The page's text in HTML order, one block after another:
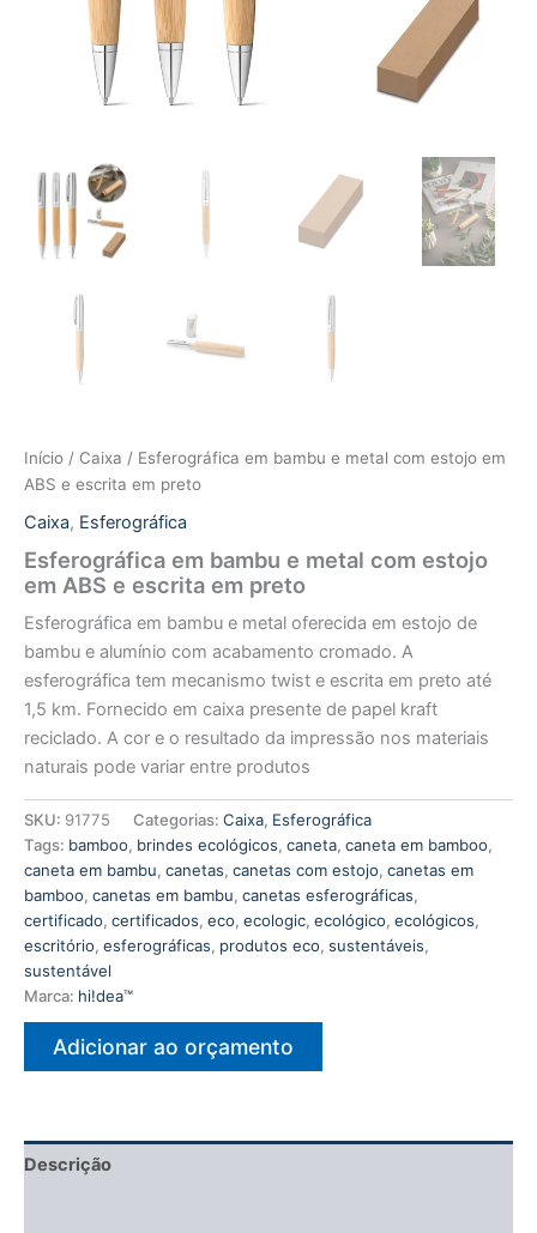
Início / Caixa / Esferográfica em bambu e metal com estojo em
ABS e escrita em preto
Caixa, Esferográfica
Esferográfica em bambu e metal com estojo
em ABS e escrita em preto
Esferográfica em bambu e metal oferecida em estojo de
bambu e alumínio com acabamento cromado. A
esferográfica tem mecanismo twist e escrita em preto até
1,5 km. Fornecido em caixa presente de papel kraft
reciclado. A cor e o resultado da impressão nos materiais
naturais pode variar entre produtos
SKU: 91775 Categorias: Caixa, Esferográfica
Tags: bamboo, brindes ecológicos, caneta, caneta em bamboo,
caneta em bambu, canetas, canetas com estojo, canetas em
bamboo, canetas em bambu, canetas esferográficas,
certificado, certificados, eco, ecologic, ecológico, ecológicos,
escritório, esferográficas, produtos eco, sustentáveis,
sustentável
Marca: hi!dea™
Adicionar ao orçamento
Descrição